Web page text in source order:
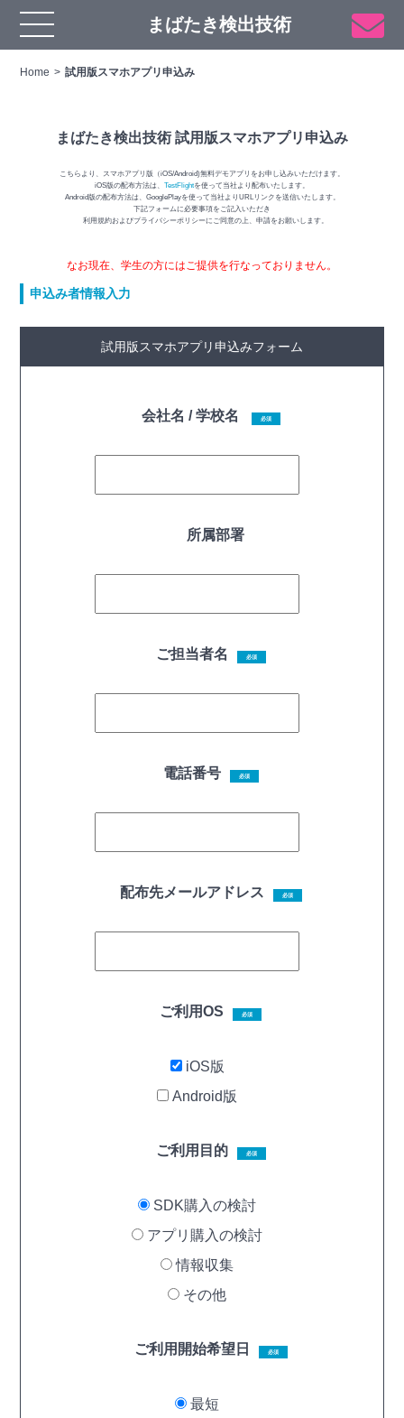
まばたき検出技術
Home 試用版スマホアプリ申込み
まばたき検出技術 試用版スマホアプリ申込み
こちらより、スマホアプリ版（iOS/Android)無料デモアプリをお申し込みいただけます。
iOS版の配布方法は、 TestFlightを使って当社より配布いたします。
Android版の配布方法は、GooglePlayを使って当社よりURLリンクを送信いたします。
下記フォームに必要事項をご記入いただき
利用規約およびプライバシーポリシーにご同意の上、申請をお願いします。
なお現在、学生の方にはご提供を行なっておりません。
申込み者情報入力
試用版スマホアプリ申込みフォーム
会社名 / 学校名 必須
所属部署
ご担当者名 必須
電話番号 必須
配布先メールアドレス 必須
ご利用OS 必須
iOS版
Android版
ご利用目的 必須
SDK購入の検討
アプリ購入の検討
情報収集
その他
ご利用開始希望日 必須
最短